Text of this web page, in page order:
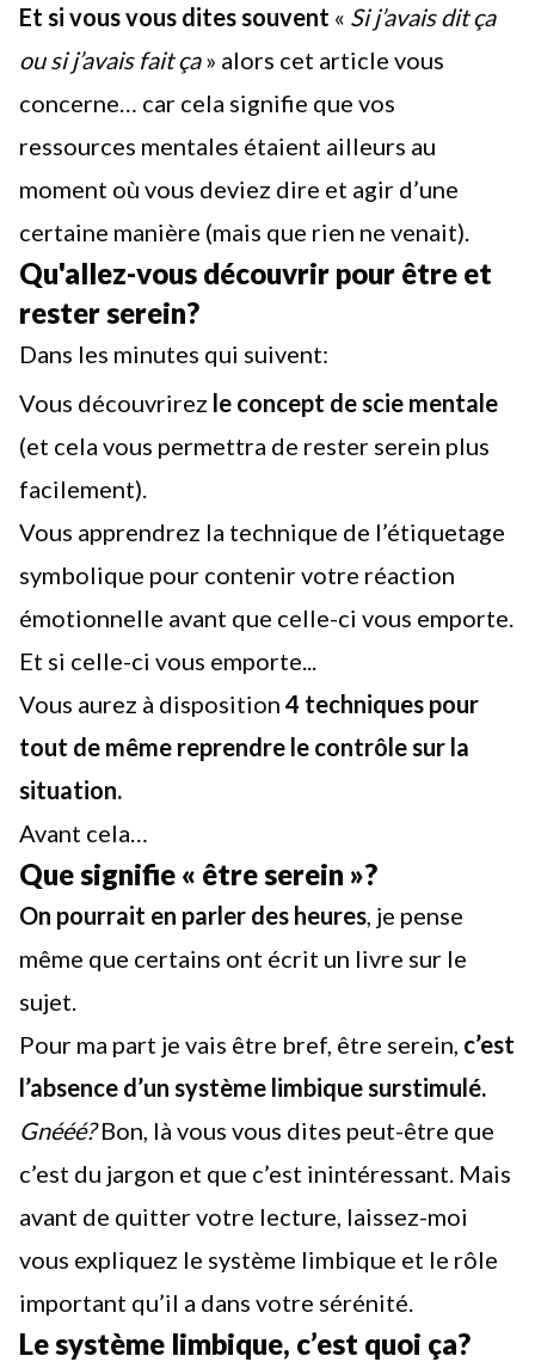
Et si vous vous dites souvent « Si j’avais dit ça
ou si j’avais fait ça» alors cet article vous
concerne… car cela signifie que vos
ressources mentales étaient ailleurs au
moment où vous deviez dire et agir d’une
certaine manière (mais que rien ne venait).
Qu'allez-vous découvrir pour être et
rester serein?
Dans les minutes qui suivent:
Vous découvrirez le concept de scie mentale
(et cela vous permettra de rester serein plus
facilement).
Vous apprendrez la technique de l’étiquetage
symbolique pour contenir votre réaction
émotionnelle avant que celle-ci vous emporte.
Et si celle-ci vous emporte...
Vous aurez à disposition 4 techniques pour
tout de même reprendre le contrôle sur la
situation.
Avant cela…
Que signifie « être serein »?
On pourrait en parler des heures , je pense
même que certains ont écrit un livre sur le
sujet.
Pour ma part je vais être bref, être serein, c’est
l’absence d’un système limbique surstimulé.
Gnééé?Bon, là vous vous dites peut-être que
c’est du jargon et que c’est inintéressant. Mais
avant de quitter votre lecture, laissez-moi
vous expliquez le système limbique et le rôle
important qu’il a dans votre sérénité.
Le système limbique, c’est quoi ça?